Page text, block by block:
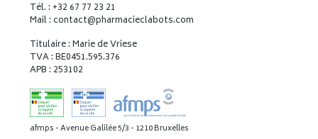
Tél. : +32 67 77 23 21
Mail : contact@pharmacieclabots.com
Titulaire : Marie de Vriese
TVA : BE0451.595.376
APB : 253102
afmps - Avenue Galilée 5/3 - 1210 Bruxelles